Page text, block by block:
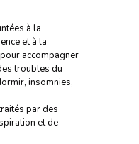
à la
et à la
accompagner
troubles du
insomnies,
par des
et de